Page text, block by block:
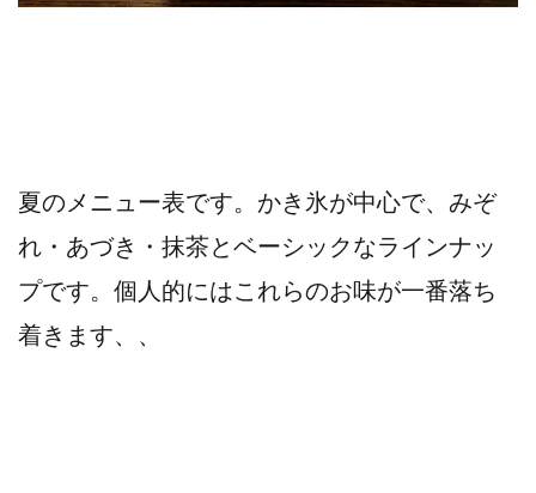
夏のメニュー表です。かき氷が中心で、みぞ
れ・あづき・抹茶とベーシックなラインナッ
プです。個人的にはこれらのお味が一番落ち
着きます、、